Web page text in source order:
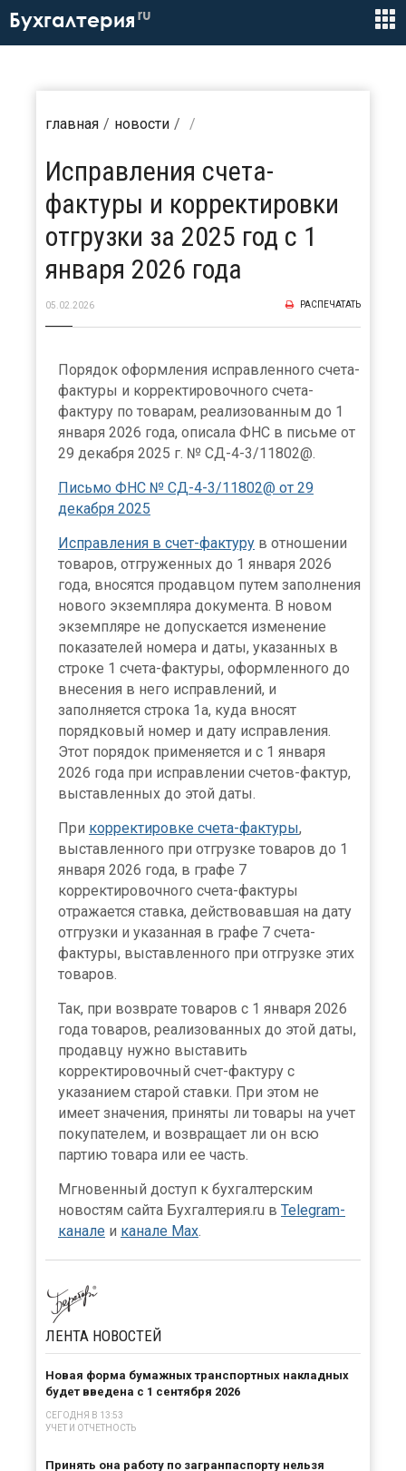
Бухгалтерия ru
главная новости
Исправления счета-
фактуры и корректировки
отгрузки за 2025 год с 1
января 2026 года
05.02.2026 РАСПЕЧАТАТЬ
Порядок оформления исправленного счета-
фактуры и корректировочного счета-
фактуру по товарам, реализованным до 1
января 2026 года, описала ФНС в письме от
29 декабря 2025 г. № СД-4-3/11802@.
Письмо ФНС № СД-4-3/11802@ от 29
декабря 2025
Исправления в счет-фактуру в отношении
товаров, отгруженных до 1 января 2026
года, вносятся продавцом путем заполнения
нового экземпляра документа. В новом
экземпляре не допускается изменение
показателей номера и даты, указанных в
строке 1 счета-фактуры, оформленного до
внесения в него исправлений, и
заполняется строка 1а, куда вносят
порядковый номер и дату исправления.
Этот порядок применяется и с 1 января
2026 года при исправлении счетов-фактур,
выставленных до этой даты.
При корректировке счета-фактуры,
выставленного при отгрузке товаров до 1
января 2026 года, в графе 7
корректировочного счета-фактуры
отражается ставка, действовавшая на дату
отгрузки и указанная в графе 7 счета-
фактуры, выставленного при отгрузке этих
товаров.
Так, при возврате товаров с 1 января 2026
года товаров, реализованных до этой даты,
продавцу нужно выставить
корректировочный счет-фактуру с
указанием старой ставки. При этом не
имеет значения, приняты ли товары на учет
покупателем, и возвращает ли он всю
партию товара или ее часть.
Мгновенный доступ к бухгалтерским
новостям сайта Бухгалтерия.ru в Telegram-
канале и канале Max.
ЛЕНТА НОВОСТЕЙ
Новая форма бумажных транспортных накладных
будет введена с 1 сентября 2026
СЕГОДНЯ В 13:53
УЧЕТ И ОТЧЕТНОСТЬ
Принять она работу по загранпаспорту нельзя